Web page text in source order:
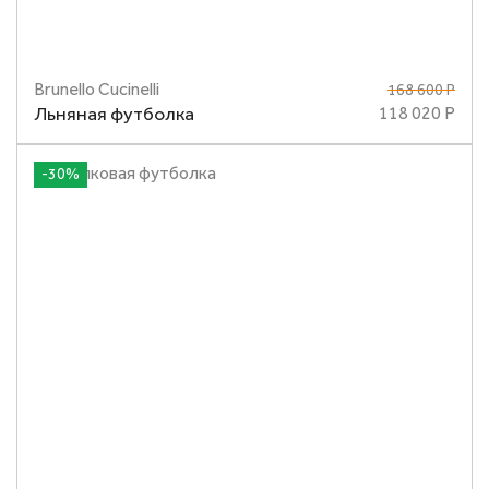
Размеры
Brunello Cucinelli
Льняная футболка
168 600 Р
118 020 Р
-30%